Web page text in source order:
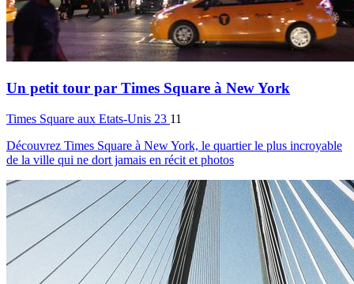
Un petit tour par Times Square à New York
Times Square aux Etats-Unis 23 11
Découvrez Times Square à New York, le quartier le plus incroyable
de la ville qui ne dort jamais en récit et photos